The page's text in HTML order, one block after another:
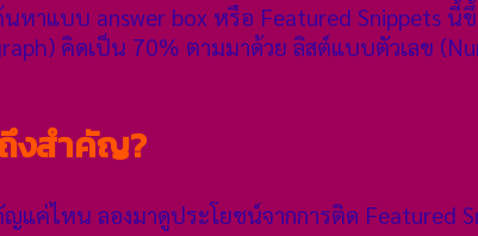
าแบบ answer box หรือ Featured Snippets นี้
คิดเป็น 70% ตามมาด้วย ลิสต์แบบตัวเลข
งสำคัญ?
แค่ไหน ลองมาดูประโยชน์จากการติด Featured